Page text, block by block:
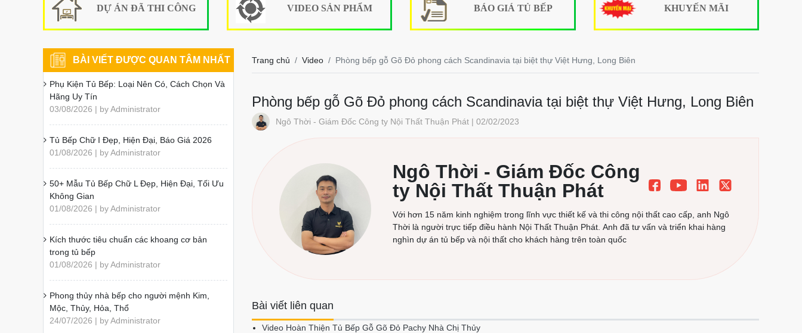
DỰ ÁN ĐÃ THI CÔNG VIDEO SẢN PHẨM BÁO GIÁ TỦ BẾP KHUYẾN MÃI
Trang chủ Video Phòng bếp gỗ Gõ Đỏ phong cách Scandinavia tại biệt thự Việt Hưng, Long Biên
Phòng bếp gỗ Gõ Đỏ phong cách Scandinavia tại biệt thự Việt Hưng, Long Biên
Ngô Thời - Giám Đốc Công ty Nội Thất Thuận Phát | 02/02/2023
Ngô Thời - Giám Đốc Công
ty Nội Thất Thuận Phát
Với hơn 15 năm kinh nghiệm trong lĩnh vực thiết kế và thi công nội thất cao cấp, anh Ngô
Thời là người trực tiếp điều hành Nội Thất Thuận Phát. Anh đã tư vấn và triển khai hàng
nghìn dự án tủ bếp và nội thất cho khách hàng trên toàn quốc
Bài viết liên quan
Video Hoàn Thiện Tủ Bếp Gỗ Gõ Đỏ Pachy Nhà Chị Thủy
BÀI VIẾT ĐƯỢC QUAN TÂM NHẤT
Phụ Kiện Tủ Bếp: Loại Nên Có, Cách Chọn Và
Hãng Uy Tín
03/08/2026 | by Administrator
Tủ Bếp Chữ I Đẹp, Hiện Đại, Báo Giá 2026
01/08/2026 | by Administrator
50+ Mẫu Tủ Bếp Chữ L Đẹp, Hiện Đại, Tối Ưu
Không Gian
01/08/2026 | by Administrator
Kích thước tiêu chuẩn các khoang cơ bản
trong tủ bếp
01/08/2026 | by Administrator
Phong thủy nhà bếp cho người mệnh Kim,
Mộc, Thủy, Hỏa, Thổ
24/07/2026 | by Administrator